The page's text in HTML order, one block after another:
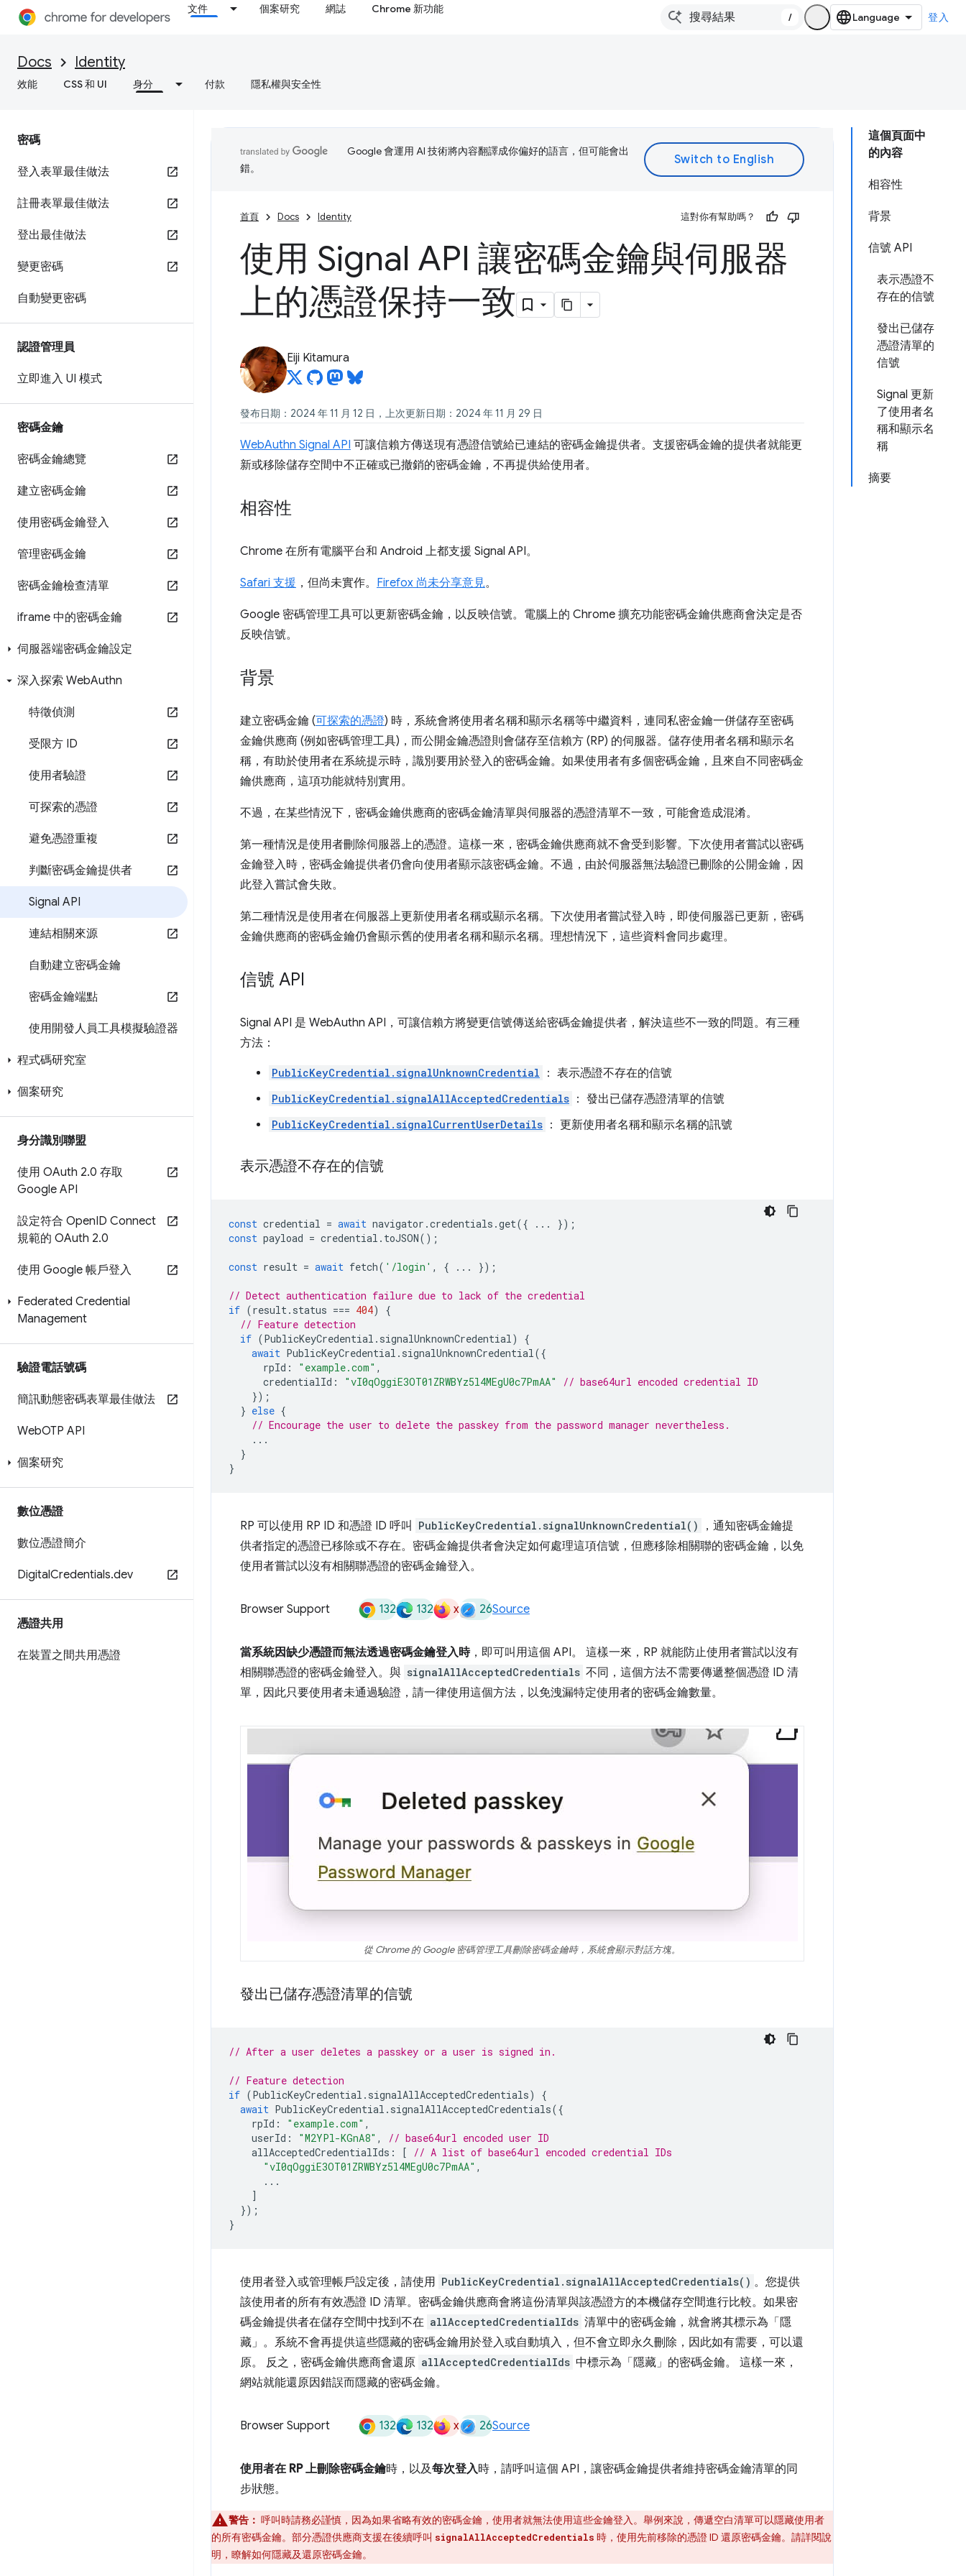
文件 個案研究 網誌 Chrome 新功能
/ 登入
Docs Identity
效能 CSS 和 UI 身分 付款 隱私權與安全性
密碼
登入表單最佳做法
註冊表單最佳做法
登出最佳做法
變更密碼
自動變更密碼
認證管理員
立即進入 UI 模式
密碼金鑰
密碼金鑰總覽
建立密碼金鑰
使用密碼金鑰登入
管理密碼金鑰
密碼金鑰檢查清單
iframe 中的密碼金鑰
伺服器端密碼金鑰設定
深入探索 WebAuthn
特徵偵測
受限方 ID
使用者驗證
可探索的憑證
避免憑證重複
判斷密碼金鑰提供者
Signal API
連結相關來源
自動建立密碼金鑰
密碼金鑰端點
使用開發人員工具模擬驗證器
程式碼研究室
個案研究
身分識別聯盟
使用 OAuth 2.0 存取
Google API
設定符合 OpenID Connect
規範的 OAuth 2.0
使用 Google 帳戶登入
Federated Credential
Management
驗證電話號碼
簡訊動態密碼表單最佳做法
WebOTP API
個案研究
數位憑證
數位憑證簡介
DigitalCredentials.dev
憑證共用
在裝置之間共用憑證
這個頁面中
的內容
相容性
背景
信號 API
表示憑證不
存在的信號
發出已儲存
憑證清單的
信號
Signal 更新
了使用者名
稱和顯示名
稱
摘要
Google 會運用 AI 技術將內容翻譯成你偏好的語言，但可能會出
錯。
首頁 Docs Identity 這對你有幫助嗎？
使用 Signal API 讓密碼金鑰與伺服器
上的憑證保持一致
Eiji Kitamura
發布日期：2024 年 11 月 12 日，上次更新日期：2024 年 11 月 29 日
WebAuthn Signal API 可讓信賴方傳送現有憑證信號給已連結的密碼金鑰提供者。支援密碼金鑰的提供者就能更
新或移除儲存空間中不正確或已撤銷的密碼金鑰，不再提供給使用者。
相容性
Chrome 在所有電腦平台和 Android 上都支援 Signal API。
Safari 支援 ，但尚未實作。 Firefox 尚未分享意見。
Google 密碼管理工具可以更新密碼金鑰，以反映信號。電腦上的 Chrome 擴充功能密碼金鑰供應商會決定是否
反映信號。
背景
建立密碼金鑰 (可探索的憑證) 時，系統會將使用者名稱和顯示名稱等中繼資料，連同私密金鑰一併儲存至密碼
金鑰供應商 (例如密碼管理工具)，而公開金鑰憑證則會儲存至信賴方 (RP) 的伺服器。儲存使用者名稱和顯示名
稱，有助於使用者在系統提示時，識別要用於登入的密碼金鑰。如果使用者有多個密碼金鑰，且來自不同密碼金
鑰供應商，這項功能就特別實用。
不過，在某些情況下，密碼金鑰供應商的密碼金鑰清單與伺服器的憑證清單不一致，可能會造成混淆。
第一種情況是使用者刪除伺服器上的憑證。這樣一來，密碼金鑰供應商就不會受到影響。下次使用者嘗試以密碼
金鑰登入時，密碼金鑰提供者仍會向使用者顯示該密碼金鑰。不過，由於伺服器無法驗證已刪除的公開金鑰，因
此登入嘗試會失敗。
第二種情況是使用者在伺服器上更新使用者名稱或顯示名稱。下次使用者嘗試登入時，即使伺服器已更新，密碼
金鑰供應商的密碼金鑰仍會顯示舊的使用者名稱和顯示名稱。理想情況下，這些資料會同步處理。
信號 API
Signal API 是 WebAuthn API，可讓信賴方將變更信號傳送給密碼金鑰提供者，解決這些不一致的問題。有三種
方法：
PublicKeyCredential.signalUnknownCredential ： 表示憑證不存在的信號
PublicKeyCredential.signalAllAcceptedCredentials ： 發出已儲存憑證清單的信號
PublicKeyCredential.signalCurrentUserDetails ： 更新使用者名稱和顯示名稱的訊號
表示憑證不存在的信號
const credential = await navigator .credentials .get({ ...
});
const payload = credential . toJSON();
const result = await fetch( '/login' , { ... });
// Detect authentication failure due to lack of the credential
if (result. status === 404)
{
// Feature detection
if (PublicKeyCredential . signalUnknownCredential)
{
await PublicKeyCredential . signalUnknownCredential({
rpId : "example.com" ,
credentialId : "vI0qOggiE3OT01ZRWBYz5l4MEgU0c7PmAA"
// base64url encoded credential ID
});
} else {
// Encourage the user to delete the passkey from the password manager nevertheless.
...
}
}
RP 可以使用 RP ID 和憑證 ID 呼叫 PublicKeyCredential.signalUnknownCredential()
，通知密碼金鑰提
供者指定的憑證已移除或不存在。密碼金鑰提供者會決定如何處理這項信號，但應移除相關聯的密碼金鑰，以免
使用者嘗試以沒有相關聯憑證的密碼金鑰登入。
Browser Support 132 132 x 26Source
當系統因缺少憑證而無法透過密碼金鑰登入時，即可叫用這個 API。 這樣一來，RP 就能防止使用者嘗試以沒有
相關聯憑證的密碼金鑰登入。與 signalAllAcceptedCredentials 不同，這個方法不需要傳遞整個憑證 ID 清
單，因此只要使用者未通過驗證，請一律使用這個方法，以免洩漏特定使用者的密碼金鑰數量。
從 Chrome 的 Google 密碼管理工具刪除密碼金鑰時，系統會顯示對話方塊。
發出已儲存憑證清單的信號
// After a user deletes a passkey or a user is signed in.
// Feature detection
if (PublicKeyCredential . signalAllAcceptedCredentials)
{
await PublicKeyCredential . signalAllAcceptedCredentials({
rpId : "example.com" ,
userId : "M2YPl-KGnA8" ,
// base64url encoded user ID
allAcceptedCredentialIds : [
// A list of base64url encoded credential IDs
"vI0qOggiE3OT01ZRWBYz5l4MEgU0c7PmAA" ,
...
]
});
}
使用者登入或管理帳戶設定後，請使用 PublicKeyCredential.signalAllAcceptedCredentials() 。您提供
該使用者的所有有效憑證 ID 清單。密碼金鑰供應商會將這份清單與該憑證方的本機儲存空間進行比較。如果密
碼金鑰提供者在儲存空間中找到不在 allAcceptedCredentialIds 清單中的密碼金鑰，就會將其標示為「隱
藏」。系統不會再提供這些隱藏的密碼金鑰用於登入或自動填入，但不會立即永久刪除，因此如有需要，可以還
原。 反之，密碼金鑰供應商會還原 allAcceptedCredentialIds 中標示為「隱藏」的密碼金鑰。 這樣一來，
網站就能還原因錯誤而隱藏的密碼金鑰。
Browser Support 132 132 x 26Source
使用者在 RP 上刪除密碼金鑰時，以及每次登入時，請呼叫這個 API，讓密碼金鑰提供者維持密碼金鑰清單的同
步狀態。
警告： 呼叫時請務必謹慎，因為如果省略有效的密碼金鑰，使用者就無法使用這些金鑰登入。舉例來說，傳遞空白清單可以隱藏使用者
的所有密碼金鑰。部分憑證供應商支援在後續呼叫 signalAllAcceptedCredentials 時，使用先前移除的憑證 ID 還原密碼金鑰。請詳閱說
明，瞭解如何隱藏及還原密碼金鑰。